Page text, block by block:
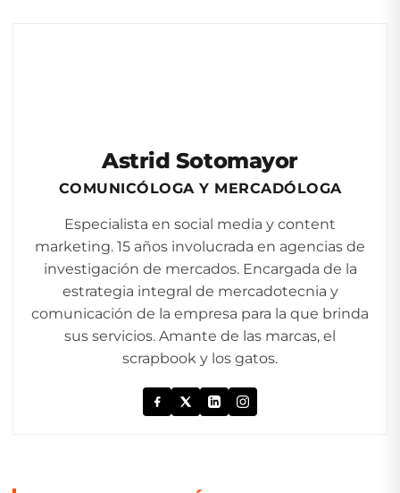
Astrid Sotomayor
COMUNICÓLOGA Y MERCADÓLOGA
Especialista en social media y content
marketing. 15 años involucrada en agencias de
investigación de mercados. Encargada de la
estrategia integral de mercadotecnia y
comunicación de la empresa para la que brinda
sus servicios. Amante de las marcas, el
scrapbook y los gatos.